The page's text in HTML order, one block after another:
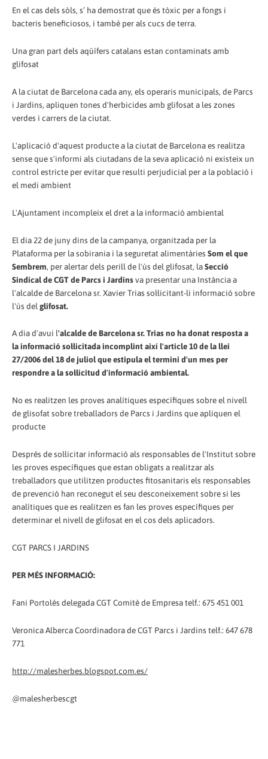
En el cas dels sòls, s’ ha demostrat que és tòxic per a fongs i
bacteris beneficiosos, i també per als cucs de terra.
Una gran part dels aqüífers catalans estan contaminats amb
glifosat
A la ciutat de Barcelona cada any, els operaris municipals, de Parcs
i Jardins, apliquen tones d'herbicides amb glifosat a les zones
verdes i carrers de la ciutat.
L'aplicació d'aquest producte a la ciutat de Barcelona es realitza
sense que s'informi als ciutadans de la seva aplicació ni existeix un
control estricte per evitar que resulti perjudicial per a la població i
el medi ambient
L'Ajuntament incompleix el dret a la informació ambiental
El dia 22 de juny dins de la campanya, organitzada per la
Plataforma per la sobirania i la seguretat alimentàries Som el que
Sembrem, per alertar dels perill de l'ús del glifosat, laSecció
Sindical de CGT de Parcs i Jardinsva presentar una Instància a
l'alcalde de Barcelona sr. Xavier Trias sol·licitant-li informació sobre
l'ús del glifosat.
A dia d'avui l'alcalde de Barcelona sr. Trias no ha donat resposta a
la informació sol·licitada incomplint així l'article 10 de la llei
27/2006 del 18 de juliol que estipula el termini d'un mes per
respondre a la sol·licitud d'informació ambiental.
No es realitzen les proves analítiques específiques sobre el nivell
de glisofat sobre treballadors de Parcs i Jardins que apliquen el
producte
Després de sol·licitar informació als responsables de l'Institut sobre
les proves específiques que estan obligats a realitzar als
treballadors que utilitzen productes fitosanitaris els responsables
de prevenció han reconegut el seu desconeixement sobre si les
analítiques que es realitzen es fan les proves específiques per
determinar el nivell de glifosat en el cos dels aplicadors.
CGT PARCS I JARDINS
PER MÉS INFORMACIÓ:
Fani Portolés delegada CGT Comitè de Empresa telf.: 675 451 001
Veronica Alberca Coordinadora de CGT Parcs i Jardins telf.: 647 678
771
http://malesherbes.blogspot.com.es/
@malesherbescgt